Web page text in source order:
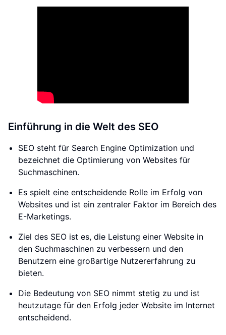
Einführung in die Welt des SEO
SEO steht für Search Engine Optimization und
bezeichnet die Optimierung von Websites für
Suchmaschinen.
Es spielt eine entscheidende Rolle im Erfolg von
Websites und ist ein zentraler Faktor im Bereich des
E-Marketings.
Ziel des SEO ist es, die Leistung einer Website in
den Suchmaschinen zu verbessern und den
Benutzern eine großartige Nutzererfahrung zu
bieten.
Die Bedeutung von SEO nimmt stetig zu und ist
heutzutage für den Erfolg jeder Website im Internet
entscheidend.